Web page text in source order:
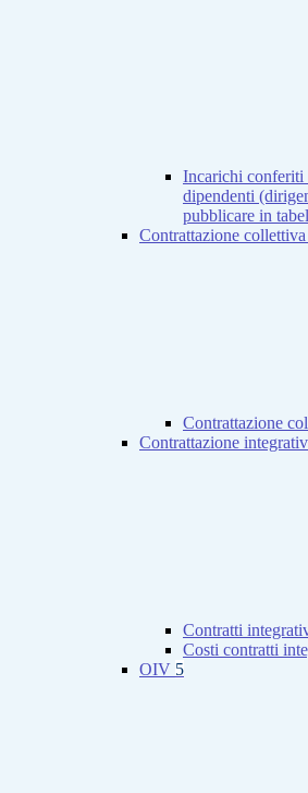
Incarichi conferiti
dipendenti
pubblicare in
Contrattazione collettiva
Contrattazione
Contrattazione
Contratti
Costi contratti
OIV 5